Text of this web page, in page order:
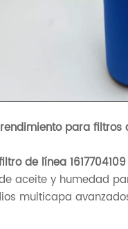
para
de línea
aceite y humedad
multicapa